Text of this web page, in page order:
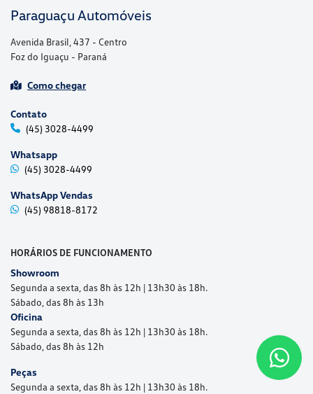
Paraguaçu Automóveis
Avenida Brasil, 437 - Centro
Foz do Iguaçu - Paraná
Como chegar
Contato
(45) 3028-4499
Whatsapp
(45) 3028-4499
WhatsApp Vendas
(45) 98818-8172
HORÁRIOS DE FUNCIONAMENTO
Showroom
Segunda a sexta, das 8h às 12h | 13h30 às 18h.
Sábado, das 8h às 13h
Oficina
Segunda a sexta, das 8h às 12h | 13h30 às 18h.
Sábado, das 8h às 12h
Peças
Segunda a sexta, das 8h às 12h | 13h30 às 18h.